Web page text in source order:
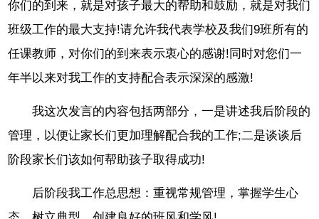
你们的到来，就是对孩子最大的帮助和鼓励，就是对我们
班级工作的最大支持!请允许我代表学校及我们9班所有的
任课教师，对你们的到来表示衷心的感谢!同时对您们一
年半以来对我工作的支持配合表示深深的感激!
我这次发言的内容包括两部分，一是讲述我后阶段的
管理，以便让家长们更加理解配合我的工作;二是谈谈后
阶段家长们该如何帮助孩子取得成功!
后阶段我工作总思想：重视常规管理，掌握学生心